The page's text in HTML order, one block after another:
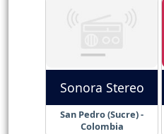
Sonora Stereo
San Pedro (Sucre) -
Colombia